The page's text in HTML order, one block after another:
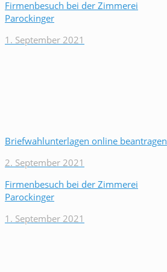
Firmenbesuch bei der Zimmerei
Parockinger
1. September 2021
Briefwahlunterlagen online beantragen
2. September 2021
Firmenbesuch bei der Zimmerei
Parockinger
1. September 2021